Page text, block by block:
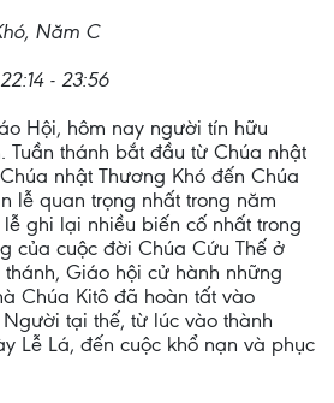
Năm C
- 23:56
Hội, hôm nay người tín hữu
Tuần thánh bắt đầu từ Chúa nhật
nhật Thương Khó đến Chúa
lễ quan trọng nhất trong năm
ghi lại nhiều biến cố nhất trong
của cuộc đời Chúa Cứu Thế ở
thánh, Giáo hội cử hành những
Chúa Kitô đã hoàn tất vào
tại thế, từ lúc vào thành
Lễ Lá, đến cuộc khổ nạn và phục